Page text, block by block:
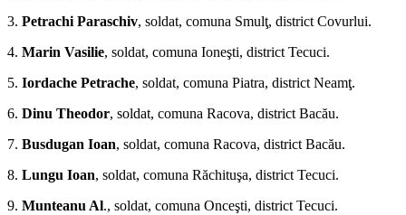
3. Petrachi Paraschiv, soldat, comuna Smulţ, district Covurlui.
4. Marin Vasilie, soldat, comuna Ioneşti, district Tecuci.
5. Iordache Petrache, soldat, co­muna Piatra, district Neamţ.
6. Dinu Theodor, soldat, comuna Racova, district Bacău.
7. Busdugan Ioan, soldat, comuna Racova, district Bacău.
8. Lungu Ioan, soldat, comuna Răchituşa, district Tecuci.
9. Munteanu Al., soldat, comuna Onceşti, district Tecuci.